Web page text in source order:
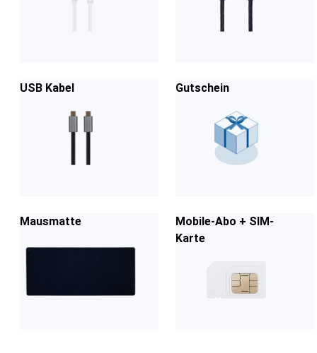
USB Kabel Gutschein
Mausmatte
Mobile-Abo + SIM-
Karte